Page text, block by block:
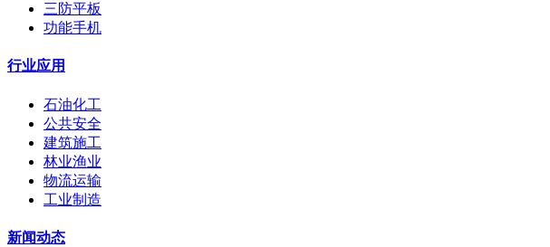
三防平板
功能手机
行业应用
石油化工
公共安全
建筑施工
林业渔业
物流运输
工业制造
新闻动态